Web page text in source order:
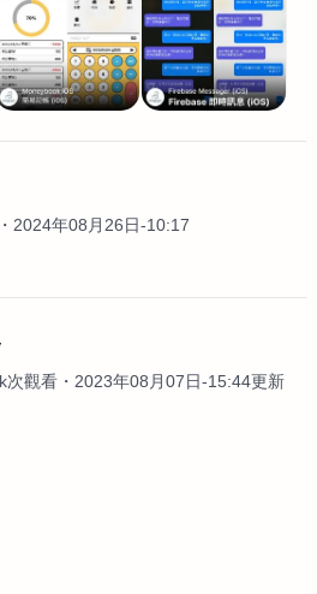
2024年08月26日-10:17
次觀看
2023年08月07日-15:44更新